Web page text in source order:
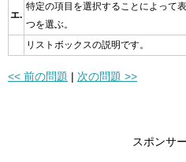
エ.
特定の項目を選択することによって
つを選ぶ。
リストボックスの説明です。
<< 前の問題 | 次の問題 >>
スポンサ